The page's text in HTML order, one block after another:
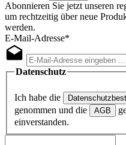
Abonnieren Sie jetzt unseren
um rechtzeitig über neue
werden.
E-Mail-Adresse*
Datenschutz
Ich habe die
genommen und die
AGB
einverstanden.